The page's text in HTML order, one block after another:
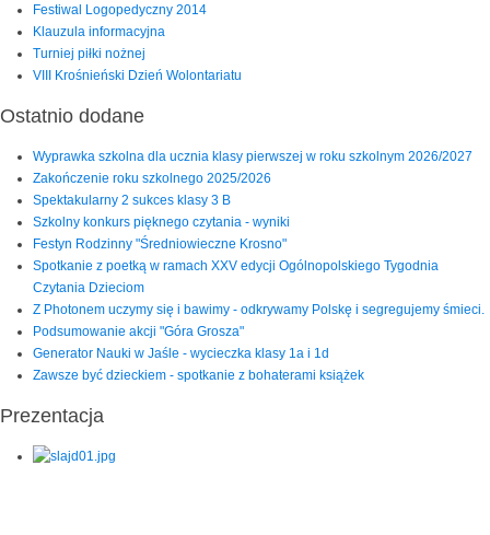
Festiwal Logopedyczny 2014
Klauzula informacyjna
Turniej piłki nożnej
VIII Krośnieński Dzień Wolontariatu
Ostatnio dodane
Wyprawka szkolna dla ucznia klasy pierwszej w roku szkolnym 2026/2027
Zakończenie roku szkolnego 2025/2026
Spektakularny 2 sukces klasy 3 B
Szkolny konkurs pięknego czytania - wyniki
Festyn Rodzinny "Średniowieczne Krosno"
Spotkanie z poetką w ramach XXV edycji Ogólnopolskiego Tygodnia
Czytania Dzieciom
Z Photonem uczymy się i bawimy - odkrywamy Polskę i segregujemy śmieci.
Podsumowanie akcji "Góra Grosza"
Generator Nauki w Jaśle - wycieczka klasy 1a i 1d
Zawsze być dzieckiem - spotkanie z bohaterami książek
Prezentacja